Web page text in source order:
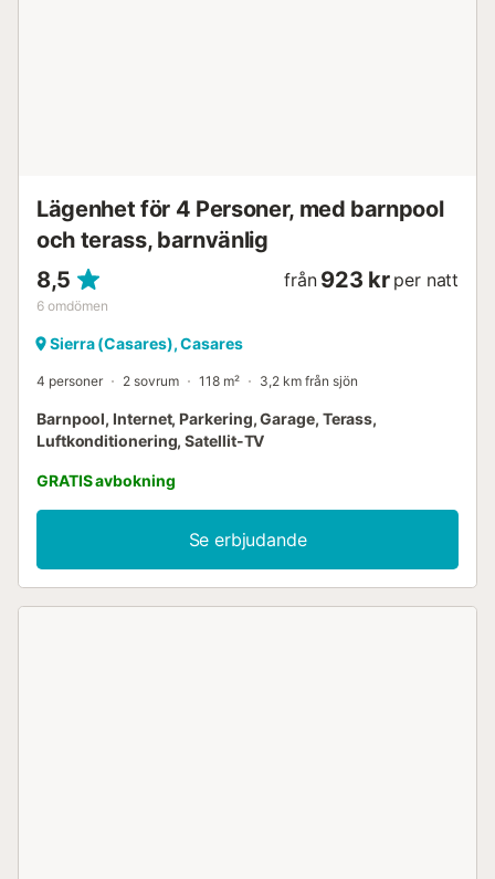
Lägenhet för 4 Personer, med barnpool
och terass, barnvänlig
8,5
6 omdömen
från 923 kr per natt
Sierra (Casares), Casares
4 personer 2 sovrum 118 m² 3,2 km från sjön
Barnpool, Internet, Parkering, Garage, Terass,
Luftkonditionering, Satellit-TV
GRATIS avbokning
Se erbjudande